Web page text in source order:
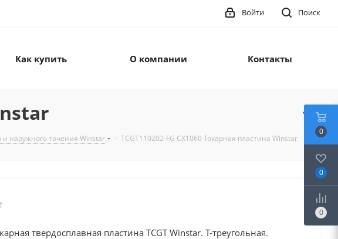
Поиск
Войти
Как купить О компании Контакты
наружного точения Winstar - TCGT110202-FG CX1060 Токарная пластина Winstar
твердосплавная пластина TCGT Winstar. T-треугольная.
0
0
0